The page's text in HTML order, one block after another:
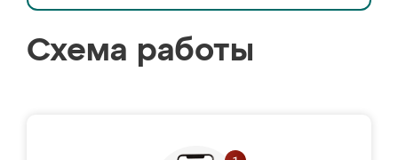
Схема работы